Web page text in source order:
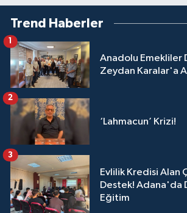
Trend Haberler
Anadolu Emekliler
Zeydan Karalar'a
1
‘Lahmacun’ Krizi!
2
Evlilik Kredisi Alan
Destek! Adana'da
Eğitim
3